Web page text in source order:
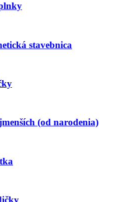
stavebnica
(od narodenia)